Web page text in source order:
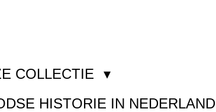
COLLECTIE
HISTORIE IN NEDERLAND